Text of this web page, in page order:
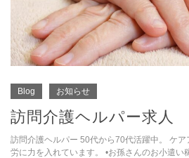
Blog お知らせ
訪問介護ヘルパー求人
訪問介護ヘルパー 50代から70代活躍中。 ケ
労に力を入れています。 •お孫さんのお小遣い